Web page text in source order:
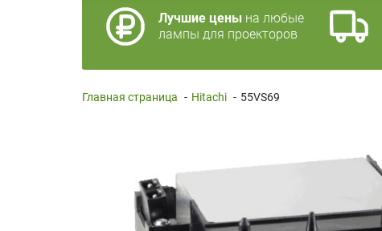
Лучшие цены на любые
лампы для проекторов
Главная страница - Hitachi - 55VS69